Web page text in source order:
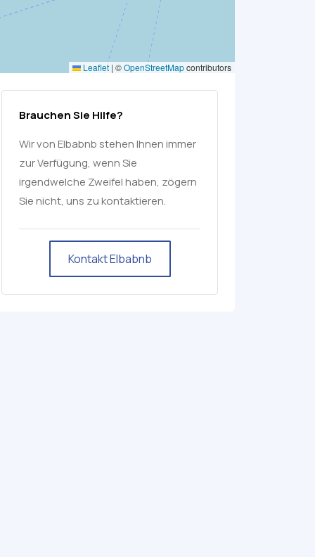
Leaflet | ©OpenStreetMapcontributors
Brauchen Sie Hilfe?
Wir von Elbabnb stehen Ihnen immer
zur Verfügung, wenn Sie
irgendwelche Zweifel haben, zögern
Sie nicht, uns zu kontaktieren.
Kontakt Elbabnb